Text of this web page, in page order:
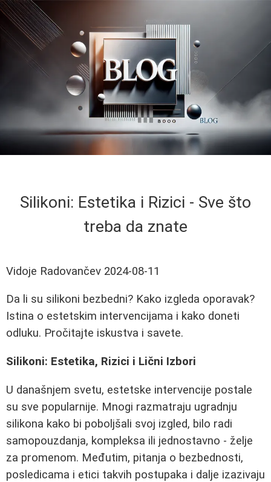
Silikoni: Estetika i Rizici - Sve što
treba da znate
Vidoje Radovančev 2024-08-11
Da li su silikoni bezbedni? Kako izgleda oporavak?
Istina o estetskim intervencijama i kako doneti
odluku. Pročitajte iskustva i savete.
Silikoni: Estetika, Rizici i Lični Izbori
U današnjem svetu, estetske intervencije postale
su sve popularnije. Mnogi razmatraju ugradnju
silikona kako bi poboljšali svoj izgled, bilo radi
samopouzdanja, kompleksa ili jednostavno - želje
za promenom. Međutim, pitanja o bezbednosti,
posledicama i etici takvih postupaka i dalje izazivaju